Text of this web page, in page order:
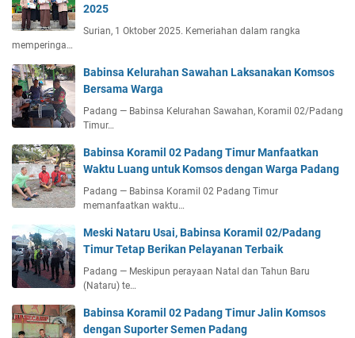
2025
Surian, 1 Oktober 2025. Kemeriahan dalam rangka
memperinga…
Babinsa Kelurahan Sawahan Laksanakan Komsos
Bersama Warga
Padang — Babinsa Kelurahan Sawahan, Koramil 02/Padang
Timur…
Babinsa Koramil 02 Padang Timur Manfaatkan
Waktu Luang untuk Komsos dengan Warga Padang
Padang — Babinsa Koramil 02 Padang Timur
memanfaatkan waktu…
Meski Nataru Usai, Babinsa Koramil 02/Padang
Timur Tetap Berikan Pelayanan Terbaik
Padang — Meskipun perayaan Natal dan Tahun Baru
(Nataru) te…
Babinsa Koramil 02 Padang Timur Jalin Komsos
dengan Suporter Semen Padang